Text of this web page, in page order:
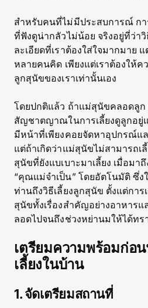
สำหรับคนที่ไม่มีประสบการณ์ กา
ที่ฟังดูน่ากลัวไม่น้อย จริงอยู่ที่ว่า
ละเอียดที่เราต้องใส่ใจมากมาย
หลายคนคิด เพียงแต่เราต้องให้
ลูกสุนัขของเราเท่านั้นเอง
โดยปกติแล้ว ถ้าแม่สุนัขคลอดลู
สัญชาตญาณในการเลี้ยงดูลูกอยู่
มีหน้าที่เพียงคอยจัดหาอุปกรณ์แล
แต่ถ้าเกิดว่าแม่สุนัขไม่สามารถเ
สุนัขที่ยังแบเบาะมาเลี้ยง เมื่อมา
“คุณแม่จำเป็น” โดยอัตโนมัติ ซึ่
ท่านถึงวิธีเลี้ยงลูกสุนัข ตั้งแต่กา
สุนัขทั้งเรื่องสำคัญอย่างอาหาร
ลอดไปจนถึงช่วงหย่านมให้ได้ทร
เตรียมความพร้อมก่อ
เลี้ยงในบ้าน
1. จัดเตรียมสถานที่